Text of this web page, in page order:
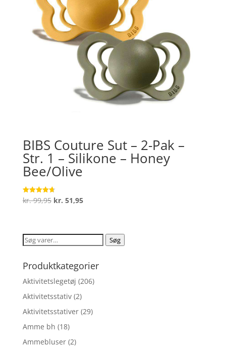
BIBS Couture Sut – 2-Pak –
Str. 1 – Silikone – Honey
Bee/Olive
Vurderet
4.7
kr.99,95 Den
var:
kr. 99,95.
kr. 51,95Den
er:
kr. 51,95.
Søg
Søg
Produktkategorier
Aktivitetslegetøj (206)
Aktivitetsstativ (2)
Aktivitetsstativer (29)
Amme bh (18)
Ammebluser (2)